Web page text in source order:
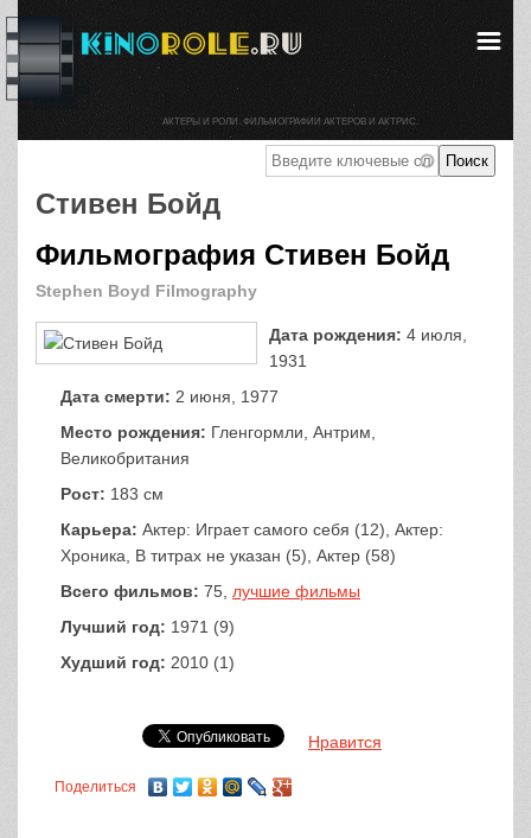
Стивен Бойд
Фильмография Стивен Бойд
Stephen Boyd Filmography
Дата рождения: 4 июля,
1931
Дата смерти: 2 июня, 1977
Место рождения: Гленгормли, Антрим,
Великобритания
Рост: 183 см
Карьера: Актер: Играет самого себя (12), Актер:
Хроника, В титрах не указан (5), Актер (58)
Всего фильмов: 75, лучшие фильмы
Лучший год: 1971 (9)
Худший год: 2010 (1)
Нравится
Поделиться
АКТЕРЫ И РОЛИ. ФИЛЬМОГРАФИИ АКТЕРОВ И АКТРИС.